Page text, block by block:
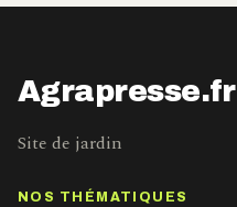
Agrapresse.fr
Site de jardin
NOS THÉMATIQUES